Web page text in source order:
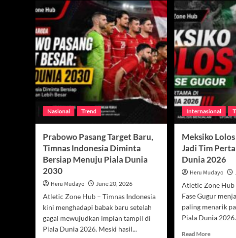
Nasional Trend
Prabowo Pasang Target Baru,
Timnas Indonesia Diminta
Bersiap Menuju Piala Dunia
2030
Heru Mudayo June 20, 2026
Atletic Zone Hub – Timnas Indonesia
kini menghadapi babak baru setelah
gagal mewujudkan impian tampil di
Piala Dunia 2026. Meski hasil...
Internasional
Meksiko Lolos
Jadi Tim
Dunia 2026
Heru Mudayo
Atletic Zone Hub
Fase Gugur
paling menarik
Piala Dunia
Read MoreRead